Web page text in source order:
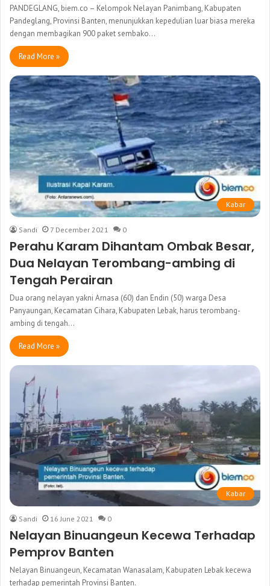
PANDEGLANG, biem.co – Kelompok Nelayan Panimbang, Kabupaten
Pandeglang, Provinsi Banten, menunjukkan kepedulian luar biasa mereka
dengan membagikan 900 paket sembako…
Read More »
Kabar
Sandi 7 December 2021 0
Perahu Karam Dihantam Ombak Besar,
Dua Nelayan Terombang-ambing di
Tengah Perairan
Dua orang nelayan yakni Arnasa (60) dan Endin (50) warga Desa
Panyaungan, Kecamatan Cihara, Kabupaten Lebak, harus terombang-
ambing di tengah…
Read More »
Kabar
Sandi 16 June 2021 0
Nelayan Binuangeun Kecewa Terhadap
Pemprov Banten
Nelayan Binuangeun, Kecamatan Wanasalam, Kabupaten Lebak kecewa
terhadap pemerintah Provinsi Banten.